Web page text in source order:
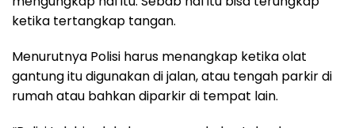
ketika tertangkap tangan.
Menurutnya Polisi harus menangkap ketika olat
gantung itu digunakan di jalan, atau tengah parkir di
rumah atau bahkan diparkir di tempat lain.